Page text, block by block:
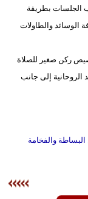
الجلسات بطريقة
الوسائد والطاولات
ركن صغير للصلاة
الروحانية إلى جانب